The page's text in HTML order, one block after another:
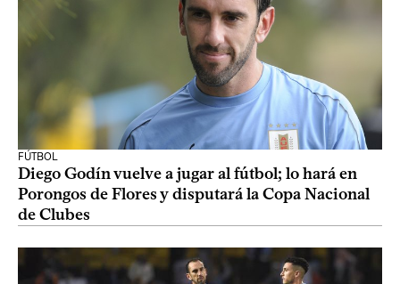
FÚTBOL
Diego Godín vuelve a jugar al fútbol; lo hará en
Porongos de Flores y disputará la Copa Nacional
de Clubes